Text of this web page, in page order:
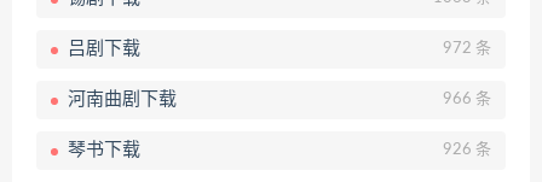
吕剧下载 972 条
河南曲剧下载 966 条
琴书下载 926 条